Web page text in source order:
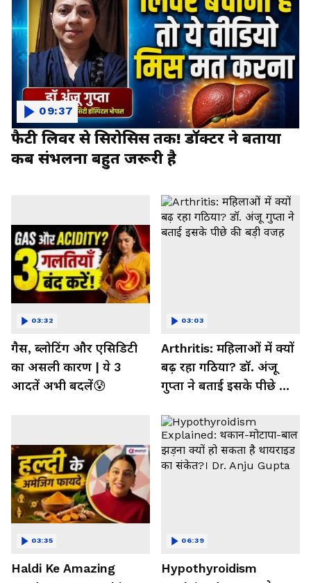
फैटी लिवर से सिरोसिस तक! डॉक्टर ने बताया
कब संभलना बहुत जरूरी है
09:37
गैस, ब्लोटिंग और एसिडिटी
का असली कारण | ये 3
आदतें अभी बदलें😰
03:32
Arthritis: महिलाओं में क्यों
बढ़ रहा गठिया? डॉ. अंजू
गुप्ता ने बताई इसके पीछे की
03:03
Haldi Ke Amazing
03:35
Hypothyroidism
06:39